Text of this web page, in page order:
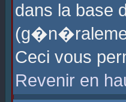
dans la base
Ceci vous
Revenir en